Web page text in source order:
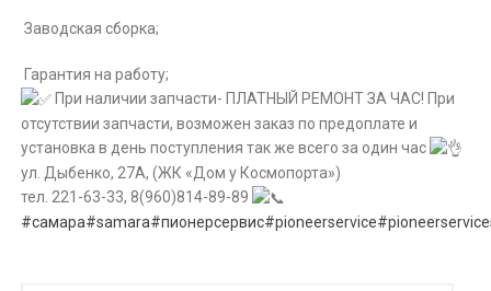
Заводская сборка;
Гарантия на работу;
При наличии запчасти- ПЛАТНЫЙ РЕМОНТ ЗА ЧАС! При
отсутствии запчасти, возможен заказ по предоплате и
установка в день поступления так же всего за один час
ул. Дыбенко, 27А, (ЖК «Дом у Космопорта»)
тел. 221-63-33, 8(960)814-89-89
#самара#samara#пионерсервис#pioneerservice